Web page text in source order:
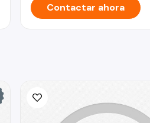
Contactar ahora